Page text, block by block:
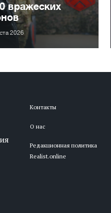
вражеских
2026
Контакты
О нас
Редакционная политика
Realist.online